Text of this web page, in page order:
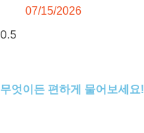
07/15/2026
무엇이든 편하게 물어보세요!